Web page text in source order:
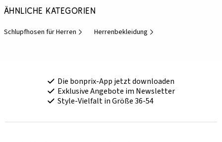
Ähnliche Kategorien
Schlupfhosen für Herren Herrenbekleidung
Die bonprix-App jetzt downloaden
Exklusive Angebote im Newsletter
Style-Vielfalt in Größe 36-54